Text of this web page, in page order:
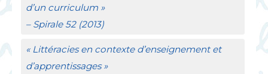
d’un curriculum »
– Spirale52 (2013)
« Littéracies en contexte d’enseignement et
d’apprentissages »